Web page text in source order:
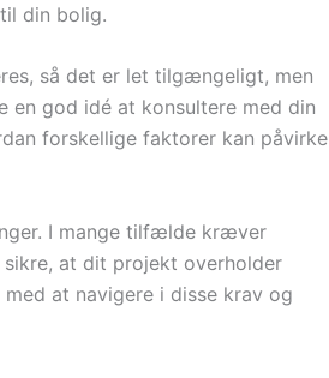
din bolig.
så det er let tilgængeligt, men
en god idé at konsultere med din
forskellige faktorer kan påvirke
I mange tilfælde kræver
at dit projekt overholder
at navigere i disse krav og